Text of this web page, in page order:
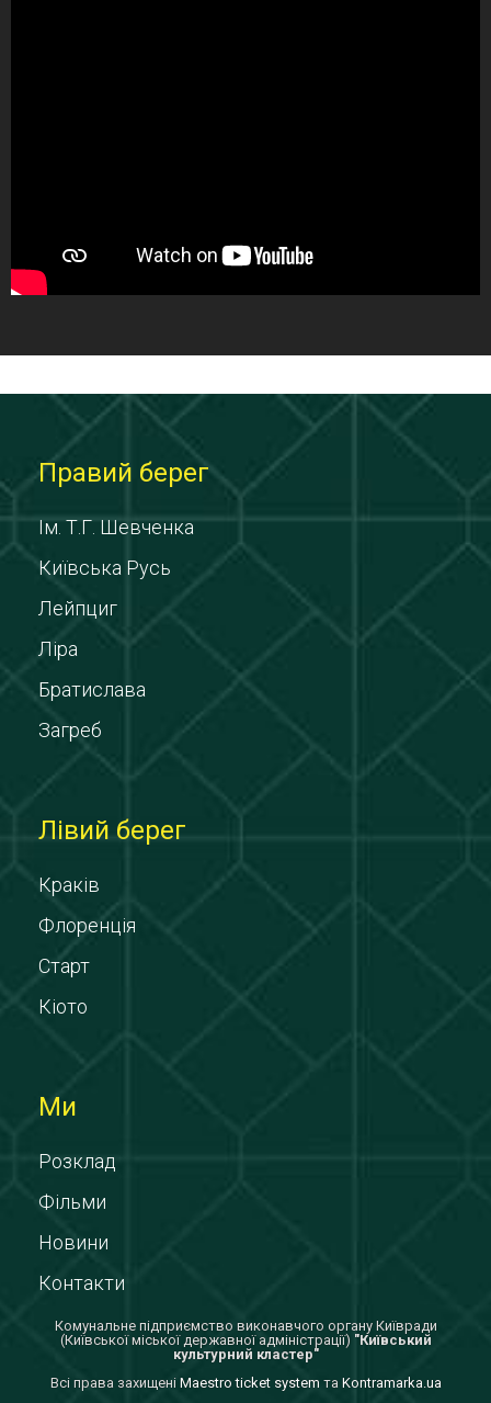
Правий берег
Ім. Т.Г. Шевченка
Київська Русь
Лейпциг
Ліра
Братислава
Загреб
Лівий берег
Краків
Флоренція
Старт
Кіото
Ми
Розклад
Фільми
Новини
Контакти
Комунальне підприємство виконавчого органу Київради
(Київської міської державної адміністрації) "Київський
культурний кластер"
Всi права захищенi Maestro ticket system та Kontramarka.ua